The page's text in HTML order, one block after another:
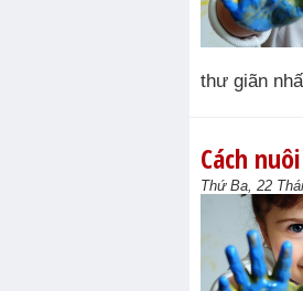
thư giãn
Cách
Thứ Ba, 22